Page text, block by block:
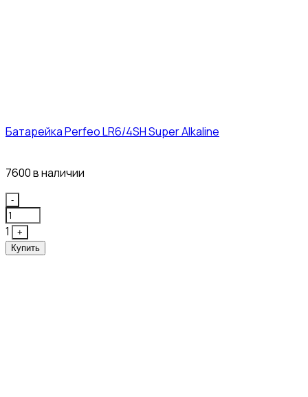
Батарейка Perfeo LR6/4SH Super Alkaline
7600 в наличии
Quantity
-
1
+
Купить